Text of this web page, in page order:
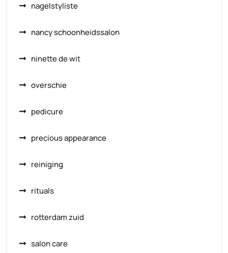
nagelstyliste
nancy schoonheidssalon
ninette de wit
overschie
pedicure
precious appearance
reiniging
rituals
rotterdam zuid
salon care